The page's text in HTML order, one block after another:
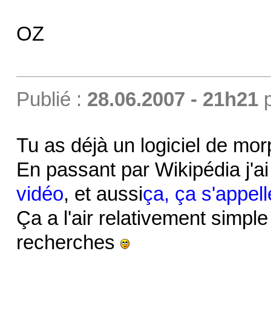
OZ
Publié : 28.06.2007 - 21h21
Tu as déjà un logiciel de
En passant par Wikipédia
vidéo, et aussiça, ça
Ça a l'air relativement
recherches